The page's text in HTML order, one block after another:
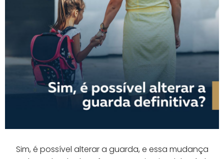
Sim, é possível alterar a guarda, e essa mudança